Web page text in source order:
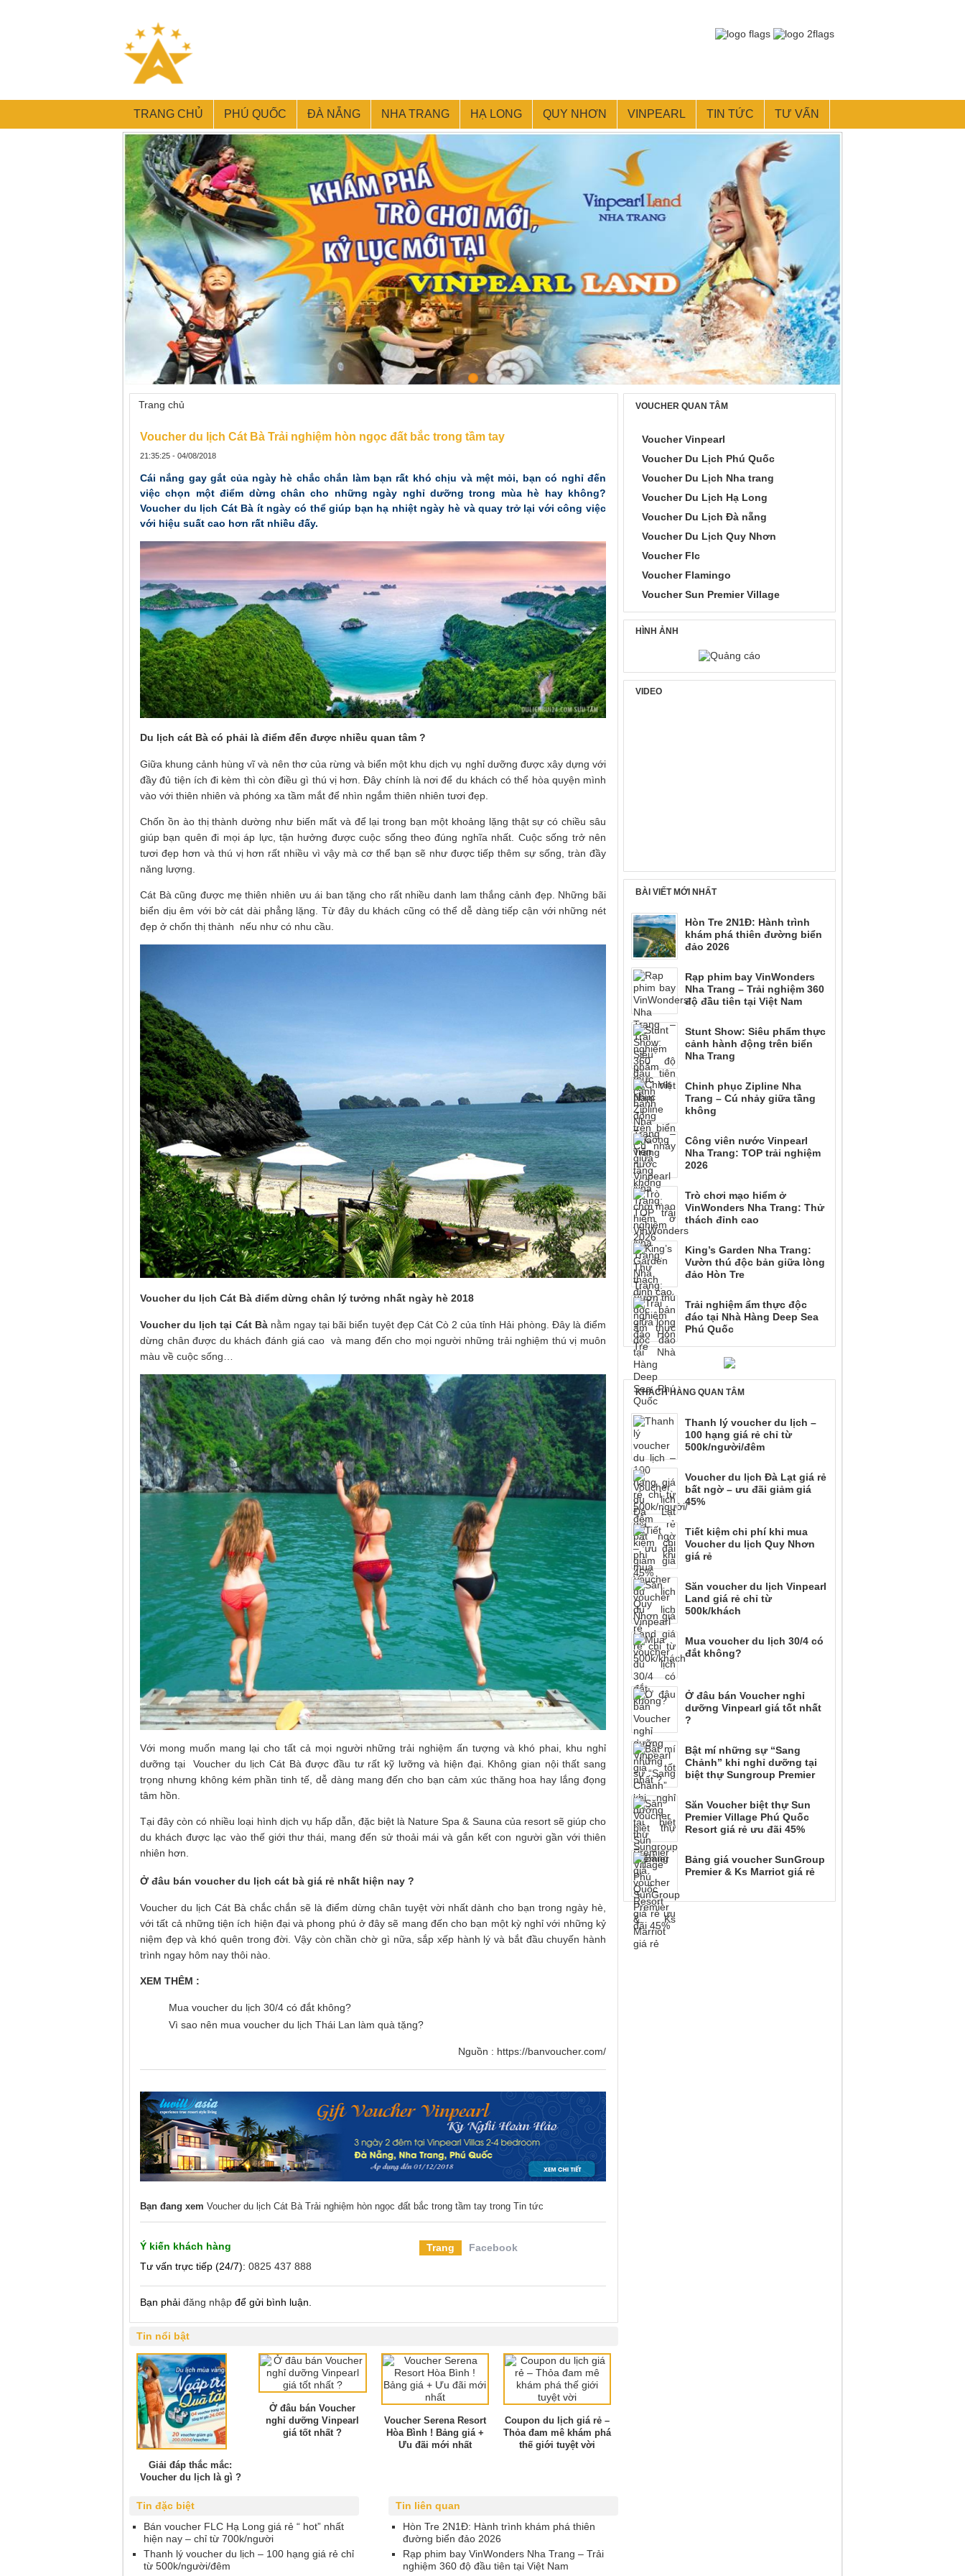
TRANG CHỦ PHÚ QUỐC ĐÀ NẴNG NHA TRANG HẠ LONG QUY NHƠN VINPEARL TIN TỨC TƯ VẤN
Trang chủ
Voucher du lịch Cát Bà Trải nghiệm hòn ngọc đất bắc trong tầm tay
21:35:25 - 04/08/2018
Cái nắng gay gắt của ngày hè chắc chắn làm bạn rất khó chịu và mệt mỏi, bạn có nghỉ đến
việc chọn một điểm dừng chân cho những ngày nghỉ dưỡng trong mùa hè hay không?
Voucher du lịch Cát Bà ít ngày có thể giúp bạn hạ nhiệt ngày hè và quay trở lại với công việc
với hiệu suất cao hơn rất nhiều đấy.
Du lịch cát Bà có phải là điểm đến được nhiều quan tâm ?
Giữa khung cảnh hùng vĩ và nên thơ của rừng và biển một khu dịch vụ nghỉ dưỡng được xây dựng với
đầy đủ tiện ích đi kèm thì còn điều gì thú vị hơn. Đây chính là nơi để du khách có thể hòa quyện mình
vào với thiên nhiên và phóng xa tầm mắt để nhìn ngắm thiên nhiên tươi đẹp.
Chốn ồn ào thị thành dường như biến mất và để lại trong bạn một khoảng lặng thật sự có chiều sâu
giúp bạn quên đi mọi áp lực, tận hưởng được cuộc sống theo đúng nghĩa nhất. Cuộc sống trở nên
tươi đẹp hơn và thú vị hơn rất nhiều vì vậy mà cơ thể bạn sẽ như được tiếp thêm sự sống, tràn đầy
năng lượng.
Cát Bà cũng được mẹ thiên nhiên ưu ái ban tặng cho rất nhiều danh lam thắng cảnh đẹp. Những bãi
biển dịu êm với bờ cát dài phẳng lặng. Từ đây du khách cũng có thể dễ dàng tiếp cận với những nét
đẹp ở chốn thị thành nếu như có nhu cầu.
Voucher du lịch Cát Bà điểm dừng chân lý tưởng nhất ngày hè 2018
Voucher du lịch tại Cát Bànằm ngay tại bãi biển tuyệt đẹp Cát Cò 2 của tỉnh Hải phòng. Đây là điểm
dừng chân được du khách đánh giá cao và mang đến cho mọi người những trải nghiệm thú vị muôn
màu về cuộc sống…
Với mong muốn mang lại cho tất cả mọi người những trải nghiệm ấn tượng và khó phai, khu nghỉ
dưỡng tại Voucher du lịch Cát Bà được đầu tư rất kỹ lưỡng và hiện đại. Không gian nội thất sang
trọng nhưng không kém phần tinh tế, dễ dàng mang đến cho bạn cảm xúc thăng hoa hay lắng đọng
tâm hồn.
Tại đây còn có nhiều loại hình dịch vụ hấp dẫn, đặc biệt là Nature Spa & Sauna của resort sẽ giúp cho
du khách được lạc vào thế giới thư thái, mang đến sử thoải mái và gắn kết con người gần với thiên
nhiên hơn.
Ở đâu bán voucher du lịch cát bà giá rẻ nhất hiện nay ?
Voucher du lịch Cát Bà chắc chắn sẽ là điểm dừng chân tuyệt vời nhất dành cho bạn trong ngày hè,
với tất cả những tiện ích hiện đại và phong phú ở đây sẽ mang đến cho bạn một kỳ nghỉ với những kỷ
niệm đẹp và khó quên trong đời. Vậy còn chần chờ gì nữa, sắp xếp hành lý và bắt đầu chuyến hành
trình ngay hôm nay thôi nào.
XEM THÊM :
Mua voucher du lịch 30/4 có đắt không?
Vì sao nên mua voucher du lịch Thái Lan làm quà tặng?
Nguồn : https://banvoucher.com/
Bạn đang xem Voucher du lịch Cát Bà Trải nghiệm hòn ngọc đất bắc trong tầm tay trong Tin tức
Ý kiến khách hàng Trang
Facebook
Tư vấn trực tiếp (24/7): 0825 437 888
Bạn phải đăng nhập để gửi bình luận.
Tin nổi bật
Giải đáp thắc mắc:
Voucher du lịch là gì ?
Ở đâu bán Voucher
nghỉ dưỡng Vinpearl
giá tốt nhất ?
Voucher Serena Resort
Hòa Bình ! Bảng giá +
Ưu đãi mới nhất
Coupon du lịch giá rẻ –
Thỏa đam mê khám phá
thế giới tuyệt vời
Tin liên quan
Hòn Tre 2N1Đ: Hành trình khám phá thiên
đường biển đảo 2026
Rạp phim bay VinWonders Nha Trang – Trải
nghiệm 360 độ đầu tiên tại Việt Nam
Tin đặc biệt
Bán voucher FLC Hạ Long giá rẻ “ hot” nhất
hiện nay – chỉ từ 700k/người
Thanh lý voucher du lịch – 100 hạng giá rẻ chỉ
từ 500k/người/đêm
VOUCHER QUAN TÂM
Voucher Vinpearl
Voucher Du Lịch Phú Quốc
Voucher Du Lịch Nha trang
Voucher Du Lịch Hạ Long
Voucher Du Lịch Đà nẵng
Voucher Du Lịch Quy Nhơn
Voucher Flc
Voucher Flamingo
Voucher Sun Premier Village
HÌNH ẢNH
VIDEO
BÀI VIẾT MỚI NHẤT
Hòn Tre 2N1Đ: Hành trình
khám phá thiên đường biển
đảo 2026
Rạp phim bay VinWonders
Nha Trang – Trải nghiệm 360
độ đầu tiên tại Việt Nam
Stunt Show: Siêu phẩm thực
cảnh hành động trên biển
Nha Trang
Chinh phục Zipline Nha
Trang – Cú nhảy giữa tầng
không
Công viên nước Vinpearl
Nha Trang: TOP trải nghiệm
2026
Trò chơi mạo hiểm ở
VinWonders Nha Trang: Thử
thách đỉnh cao
King’s Garden Nha Trang:
Vườn thú độc bản giữa lòng
đảo Hòn Tre
Trải nghiệm ẩm thực độc
đáo tại Nhà Hàng Deep Sea
Phú Quốc
KHÁCH HÀNG QUAN TÂM
Thanh lý voucher du lịch –
100 hạng giá rẻ chỉ từ
500k/người/đêm
Voucher du lịch Đà Lạt giá rẻ
bất ngờ – ưu đãi giảm giá
45%
Tiết kiệm chi phí khi mua
Voucher du lịch Quy Nhơn
giá rẻ
Săn voucher du lịch Vinpearl
Land giá rẻ chỉ từ
500k/khách
Mua voucher du lịch 30/4 có
đắt không?
Ở đâu bán Voucher nghỉ
dưỡng Vinpearl giá tốt nhất
?
Bật mí những sự “Sang
Chảnh” khi nghỉ dưỡng tại
biệt thự Sungroup Premier
Săn Voucher biệt thự Sun
Premier Village Phú Quốc
Resort giá rẻ ưu đãi 45%
Bảng giá voucher SunGroup
Premier & Ks Marriot giá rẻ